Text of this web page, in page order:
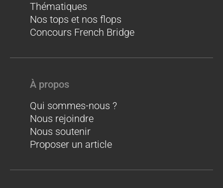
Thématiques
Nos tops et nos flops
Concours French Bridge
À propos
Qui sommes-nous ?
Nous rejoindre
Nous soutenir
Proposer un article